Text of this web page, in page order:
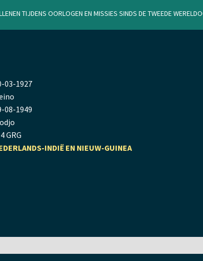
tijdens oorlogen en missies sinds de Tweede
-03-1927
-08-1949
GRG
INDIË EN NIEUW-GUINEA